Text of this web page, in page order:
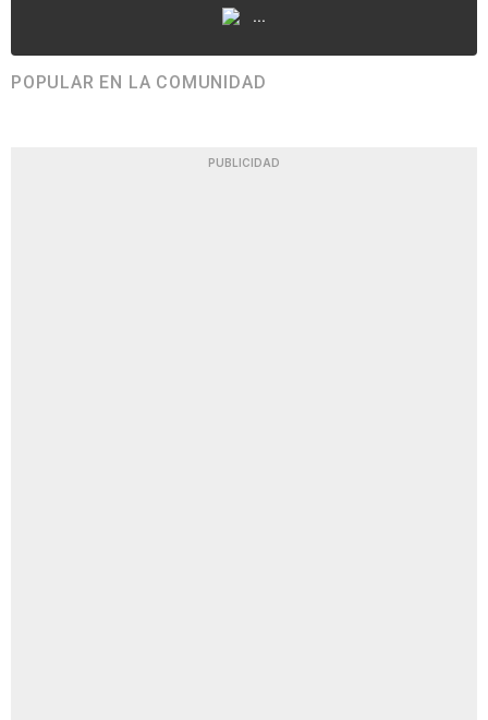
...
POPULAR EN LA COMUNIDAD
PUBLICIDAD